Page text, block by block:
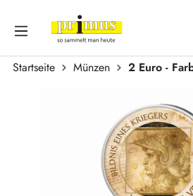
Zum Hauptinhalt springen
Startseite Münzen
2 Euro -